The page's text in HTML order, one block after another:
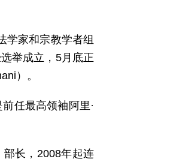
学家和宗教学者组
举成立，5月底正
）。
任最高领袖阿里·
部长，2008年起连